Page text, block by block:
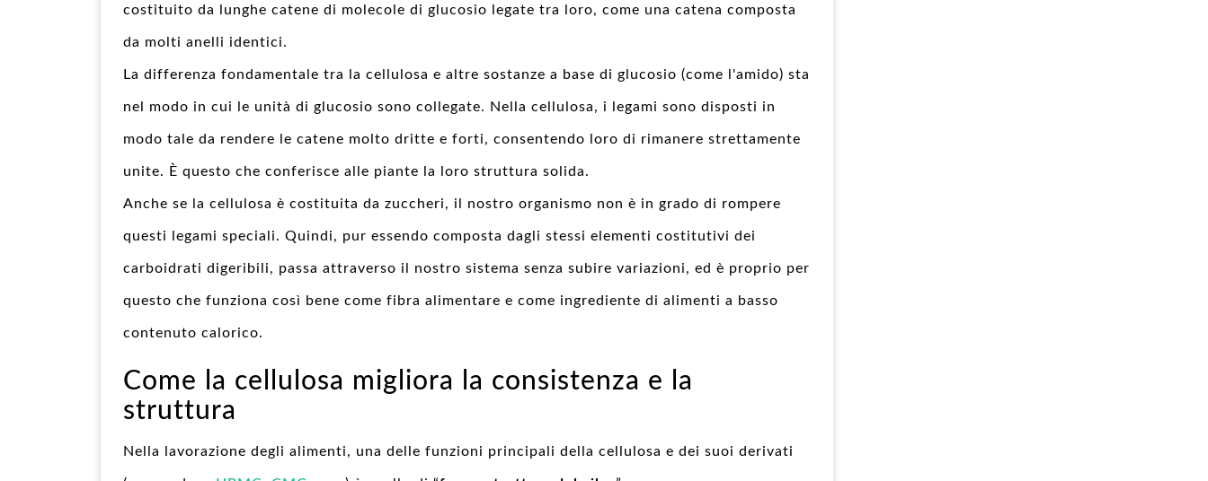
costituito da lunghe catene di molecole di glucosio legate tra loro, come una catena composta
da molti anelli identici.
La differenza fondamentale tra la cellulosa e altre sostanze a base di glucosio (come l'amido) sta
nel modo in cui le unità di glucosio sono collegate. Nella cellulosa, i legami sono disposti in
modo tale da rendere le catene molto dritte e forti, consentendo loro di rimanere strettamente
unite. È questo che conferisce alle piante la loro struttura solida.
Anche se la cellulosa è costituita da zuccheri, il nostro organismo non è in grado di rompere
questi legami speciali. Quindi, pur essendo composta dagli stessi elementi costitutivi dei
carboidrati digeribili, passa attraverso il nostro sistema senza subire variazioni, ed è proprio per
questo che funziona così bene come fibra alimentare e come ingrediente di alimenti a basso
contenuto calorico.
Come la cellulosa migliora la consistenza e la
struttura
Nella lavorazione degli alimenti, una delle funzioni principali della cellulosa e dei suoi derivati